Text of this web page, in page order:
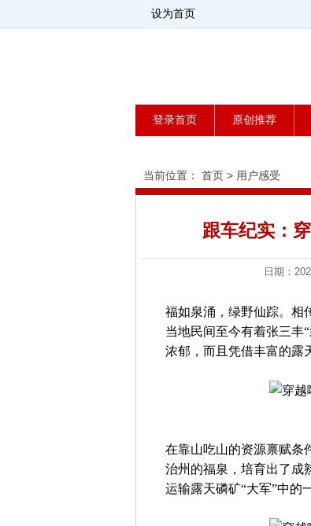
设为首页
登录首页 原创推荐
当前位置： 首页 > 用户感受
跟车纪实：
日期：
福如泉涌，绿野仙踪。相
当地民间至今有着张三丰
浓郁，而且凭借丰富的露
在靠山吃山的资源禀赋条
治州的福泉，培育出了成
运输露天磷矿“大军”中的